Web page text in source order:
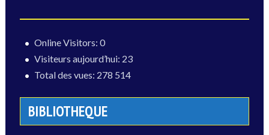
Online Visitors: 0
Visiteurs aujourd’hui: 23
Total des vues: 278 514
BIBLIOTHEQUE